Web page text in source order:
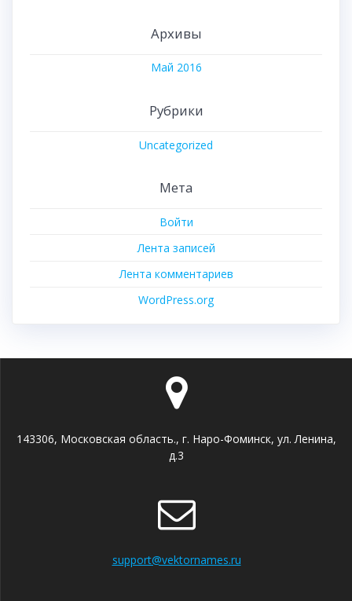
Архивы
Май 2016
Рубрики
Uncategorized
Мета
Войти
Лента записей
Лента комментариев
WordPress.org
143306, Московская область., г. Наро-Фоминск, ул. Ленина,
д.3
support@vektornames.ru